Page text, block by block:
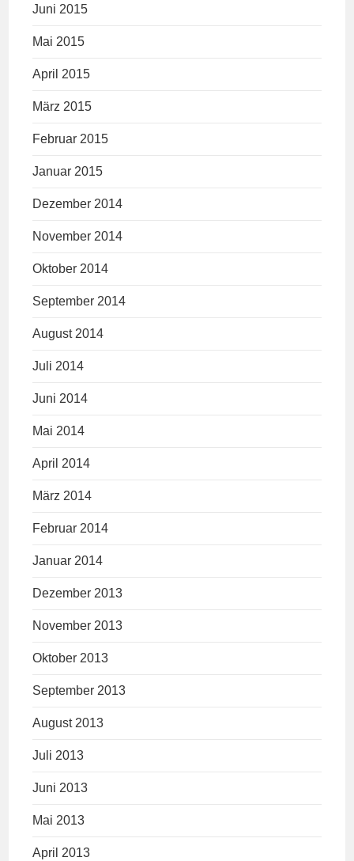
Juni 2015
Mai 2015
April 2015
März 2015
Februar 2015
Januar 2015
Dezember 2014
November 2014
Oktober 2014
September 2014
August 2014
Juli 2014
Juni 2014
Mai 2014
April 2014
März 2014
Februar 2014
Januar 2014
Dezember 2013
November 2013
Oktober 2013
September 2013
August 2013
Juli 2013
Juni 2013
Mai 2013
April 2013